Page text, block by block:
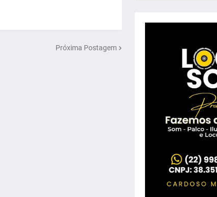
Próxima Postagem